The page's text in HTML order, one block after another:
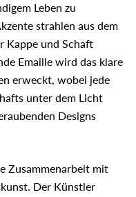
Leben zu
strahlen aus dem
Kappe und Schaft
Emaille wird das klare
erweckt, wobei jede
unter dem Licht
Designs
Zusammenarbeit mit
Der Künstler